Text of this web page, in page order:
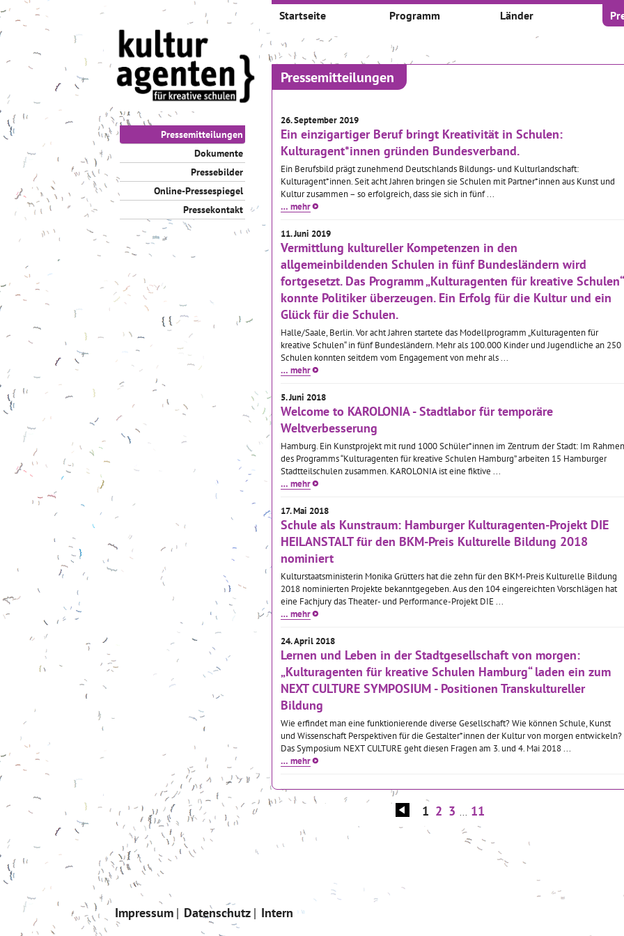
Pressemitteilungen
Dokumente
Pressebilder
Online-Pressespiegel
Pressekontakt
Startseite Programm Länder
Pressemitteilungen
26. September 2019
Ein einzigartiger Beruf bringt Kreativität in Schulen:
Kulturagent*innen gründen Bundesverband.
Ein Berufsbild prägt zunehmend Deutschlands Bildungs- und Kulturlandschaft:
Kulturagent*innen. Seit acht Jahren bringen sie Schulen mit Partner*innen aus Kunst und
Kultur zusammen – so erfolgreich, dass sie sich in fünf ...
… mehr
11. Juni 2019
Vermittlung kultureller Kompetenzen in den
allgemeinbildenden Schulen in fünf Bundesländern wird
fortgesetzt. Das Programm „Kulturagenten für kreative Schulen“
konnte Politiker überzeugen. Ein Erfolg für die Kultur und ein
Glück für die Schulen.
Halle/Saale, Berlin. Vor acht Jahren startete das Modellprogramm „Kulturagenten für
kreative Schulen“ in fünf Bundesländern. Mehr als 100.000 Kinder und Jugendliche an 250
Schulen konnten seitdem vom Engagement von mehr als ...
… mehr
5. Juni 2018
Welcome to KAROLONIA - Stadtlabor für temporäre
Weltverbesserung
Hamburg. Ein Kunstprojekt mit rund 1000 Schüler*innen im Zentrum der Stadt: Im Rahmen
des Programms “Kulturagenten für kreative Schulen Hamburg” arbeiten 15 Hamburger
Stadtteilschulen zusammen. KAROLONIA ist eine fiktive ...
… mehr
17. Mai 2018
Schule als Kunstraum: Hamburger Kulturagenten-Projekt DIE
HEILANSTALT für den BKM-Preis Kulturelle Bildung 2018
nominiert
Kulturstaatsministerin Monika Grütters hat die zehn für den BKM-Preis Kulturelle Bildung
2018 nominierten Projekte bekanntgegeben. Aus den 104 eingereichten Vorschlägen hat
eine Fachjury das Theater- und Performance-Projekt DIE ...
… mehr
24. April 2018
Lernen und Leben in der Stadtgesellschaft von morgen:
„Kulturagenten für kreative Schulen Hamburg“ laden ein zum
NEXT CULTURE SYMPOSIUM - Positionen Transkultureller
Bildung
Wie erfindet man eine funktionierende diverse Gesellschaft? Wie können Schule, Kunst
und Wissenschaft Perspektiven für die Gestalter*innen der Kultur von morgen entwickeln?
Das Symposium NEXT CULTURE geht diesen Fragen am 3. und 4. Mai 2018 ...
… mehr
1 2 3 11
Impressum Datenschutz Intern